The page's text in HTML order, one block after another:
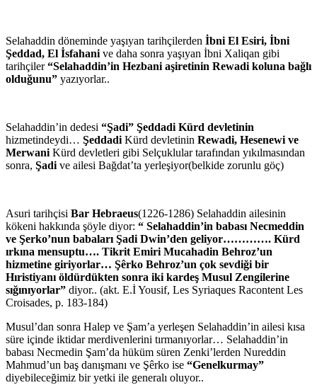
Selahaddin döneminde yaşıyan tarihçilerden İbni El Esiri, İbni
Şeddad, El İsfahanive daha sonra yaşıyan İbni Xaliqan gibi
tarihçiler“Selahaddin’in Hezbani aşiretinin Rewadi koluna bağlı
olduğunu” yazıyorlar..
Selahaddin’in dedesi “Şadi” Şeddadi Kürd devletinin
hizmetindeydi… ŞeddadiKürd devletinin Rewadi, Hesenewi ve
MerwaniKürd devletleri gibi Selçuklular tarafından yıkılmasından
sonra, Şadive ailesi Bağdat’ta yerleşiyor(belkide zorunlu göç)
Asuri tarihçisi Bar Hebraeus(1226-1286) Selahaddin ailesinin
kökeni hakkında şöyle diyor: “ Selahaddin’in babası Necmeddin
ve Şerko’nun babaları Şadi Dwin’den geliyor…………. Kürd
ırkına mensuptu…. Tikrit Emiri Mucahadin Behroz’un
hizmetine giriyorlar… Şêrko Behroz’un çok sevdiği bir
Hıristiyanı öldürdükten sonra iki kardeş Musul Zengilerine
sığınıyorlar” diyor.. (akt. E.İ Yousif, Les Syriaques Racontent Les
Croisades, p. 183-184)
Musul’dan sonra Halep ve Şam’a yerleşen Selahaddin’in ailesi kısa
süre içinde iktidar merdivenlerini tırmanıyorlar… Selahaddin’in
babası Necmedin Şam’da hüküm süren Zenki’lerden Nureddin
Mahmud’un baş danışmanı ve Şêrko ise “Genelkurmay”
diyebileceğimiz bir yetki ile generalı oluyor..